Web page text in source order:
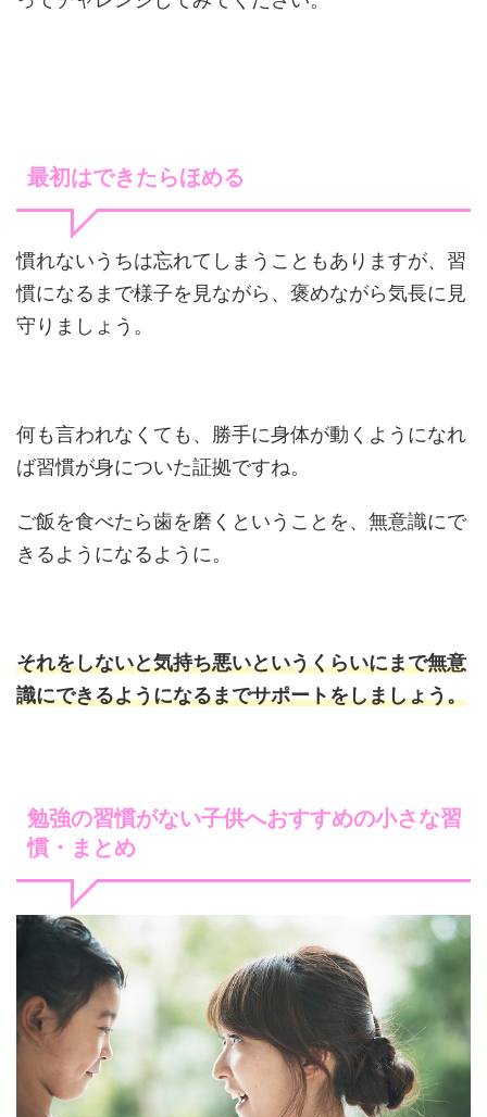
最初はできたらほめる
慣れないうちは忘れてしまうこともありますが、習
慣になるまで様子を見ながら、褒めながら気長に見
守りましょう。
何も言われなくても、勝手に身体が動くようになれ
ば習慣が身についた証拠ですね。
ご飯を食べたら歯を磨くということを、無意識にで
きるようになるように。
それをしないと気持ち悪いというくらいにまで無意
識にできるようになるまでサポートをしましょう。
勉強の習慣がない子供へおすすめの小さな習
慣・まとめ